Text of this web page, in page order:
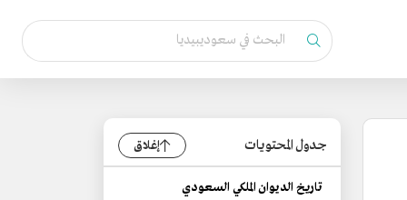
جدول المحتويات إغلاق
تاريخ الديوان الملكي السعودي